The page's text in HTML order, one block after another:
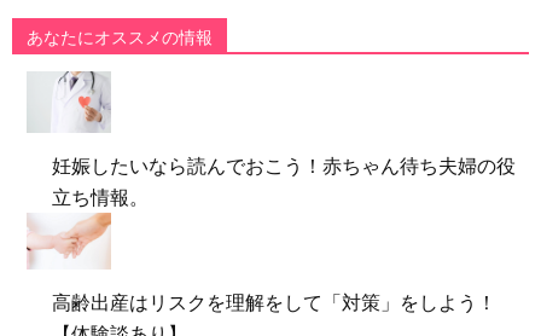
あなたにオススメの情報
妊娠したいなら読んでおこう！赤ちゃん待ち夫婦の役
立ち情報。
高齢出産はリスクを理解をして「対策」をしよう！